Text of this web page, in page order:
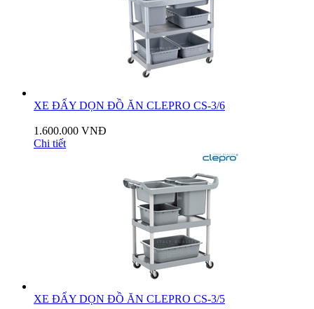
XE ĐẨY DỌN ĐỒ ĂN CLEPRO CS-3/6
1.600.000 VNĐ
Chi tiết
XE ĐẨY DỌN ĐỒ ĂN CLEPRO CS-3/5